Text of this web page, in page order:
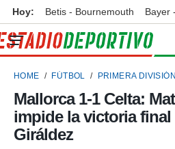
de
por
para
se
calidad.
Hoy: Betis - Bournemouth Bayer
HOME FÚTBOL PRIMERA DIVISIÓN
Mallorca 1-1 Celta:
impide la victoria
Giráldez